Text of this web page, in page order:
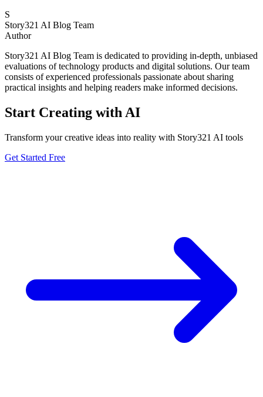
S
Story321 AI Blog Team
Author
Story321 AI Blog Team is dedicated to providing in-depth, unbiased
evaluations of technology products and digital solutions. Our team
consists of experienced professionals passionate about sharing
practical insights and helping readers make informed decisions.
Start Creating with AI
Transform your creative ideas into reality with Story321 AI tools
Get Started Free